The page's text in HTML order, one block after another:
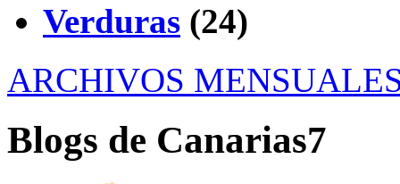
Verduras (24)
ARCHIVOS
Blogs de Canarias7